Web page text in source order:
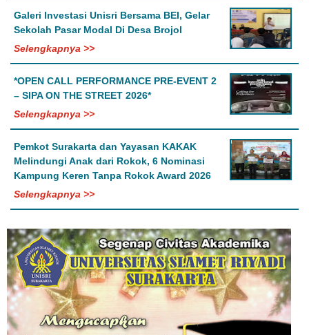
Galeri Investasi Unisri Bersama BEI, Gelar
Sekolah Pasar Modal Di Desa Brojol
Selengkapnya >>
*OPEN CALL PERFORMANCE PRE-EVENT 2
– SIPA ON THE STREET 2026*
Selengkapnya >>
Pemkot Surakarta dan Yayasan KAKAK
Melindungi Anak dari Rokok, 6 Nominasi
Kampung Keren Tanpa Rokok Award 2026
Selengkapnya >>